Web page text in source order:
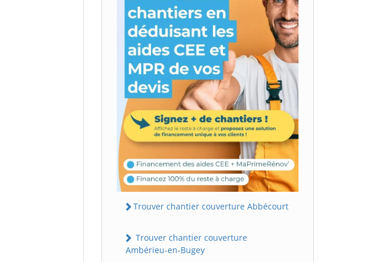
Trouver chantier couverture Abbécourt
Trouver chantier couverture
Ambérieu-en-Bugey